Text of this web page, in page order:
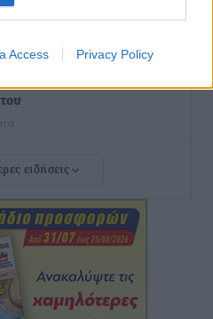
Access Privacy Policy
κέρδισε αποζημίωση 900
«έσωσε» Δανό περιπατητή
– Εξετάζεται αν είναι
μετά την παράσυρσή
ειδήσεις